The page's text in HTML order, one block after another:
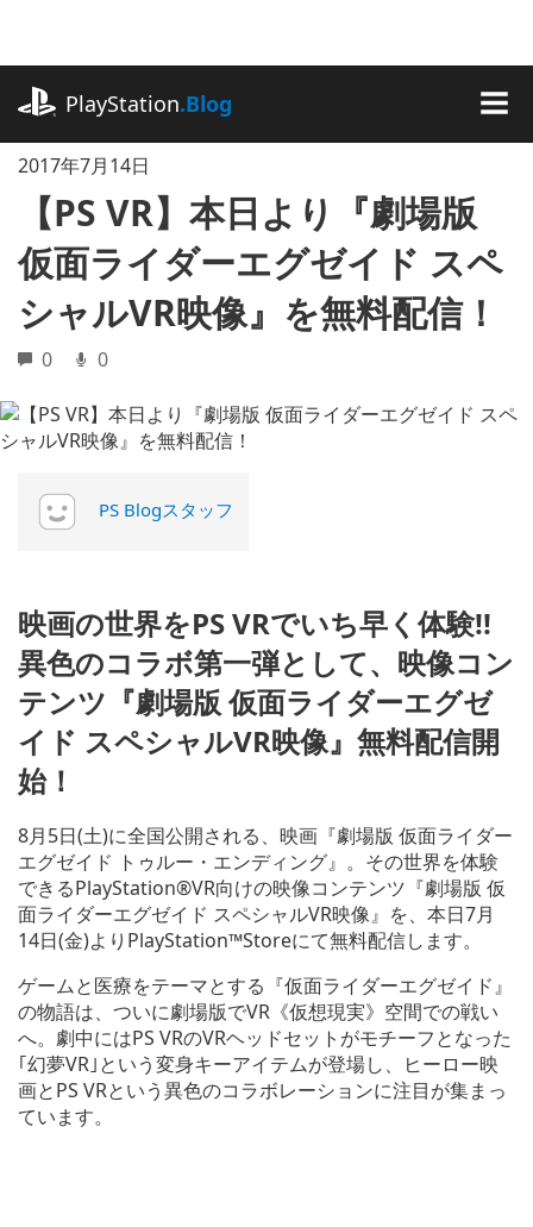
に
キ
ッ
プ
PlayStation.Blog
2017年7月14日
【PS VR】本日より『劇場版
仮面ライダーエグゼイド スペ
シャルVR映像』を無料配信！
0 0
PS Blogスタッフ
映画の世界をPS VRでいち早く体験!!
異色のコラボ第一弾として、映像コン
テンツ『劇場版 仮面ライダーエグゼ
イド スペシャルVR映像』無料配信開
始！
8月5日(土)に全国公開される、映画『劇場版 仮面ライダー
エグゼイド トゥルー・エンディング』。その世界を体験
できるPlayStation®VR向けの映像コンテンツ『劇場版 仮
面ライダーエグゼイド スペシャルVR映像』を、本日7月
14日(金)よりPlayStation™Storeにて無料配信します。
ゲームと医療をテーマとする『仮面ライダーエグゼイド』
の物語は、ついに劇場版でVR《仮想現実》空間での戦い
へ。劇中にはPS VRのVRヘッドセットがモチーフとなった
｢幻夢VR｣という変身キーアイテムが登場し、ヒーロー映
画とPS VRという異色のコラボレーションに注目が集まっ
ています。